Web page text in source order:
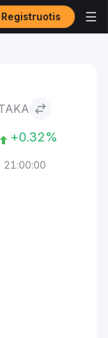
Registruotis
to Bangladešo
+0.32%
21:00:00